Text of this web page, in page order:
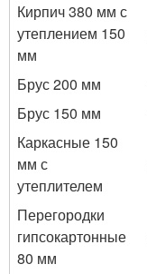
Кирпич 380 мм с
утеплением 150
мм
Брус 200 мм
Брус 150 мм
Каркасные 150
мм с
утеплителем
Перегородки
гипсокартонные
80 мм